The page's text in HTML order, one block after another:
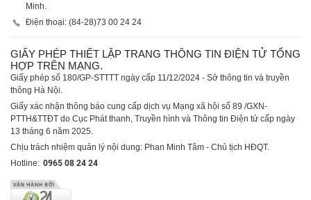
Minh.
Điện thoại: (84-28)73 00 24 24
GIẤY PHÉP THIẾT LẬP TRANG THÔNG TIN ĐIỆN TỬ TỔNG
HỢP TRÊN MẠNG.
Giấy phép số 180/GP-STTTT ngày cấp 11/12/2024 - Sở thông tin và truyền
thông Hà Nội.
Giấy xác nhận thông báo cung cấp dịch vụ Mạng xã hội số 89 /GXN-
PTTH&TTĐT do Cục Phát thanh, Truyền hình và Thông tin Điện tử cấp ngày
13 tháng 6 năm 2025.
Chịu trách nhiệm quản lý nội dung: Phan Minh Tâm - Chủ tịch HĐQT.
Hotline: 0965 08 24 24